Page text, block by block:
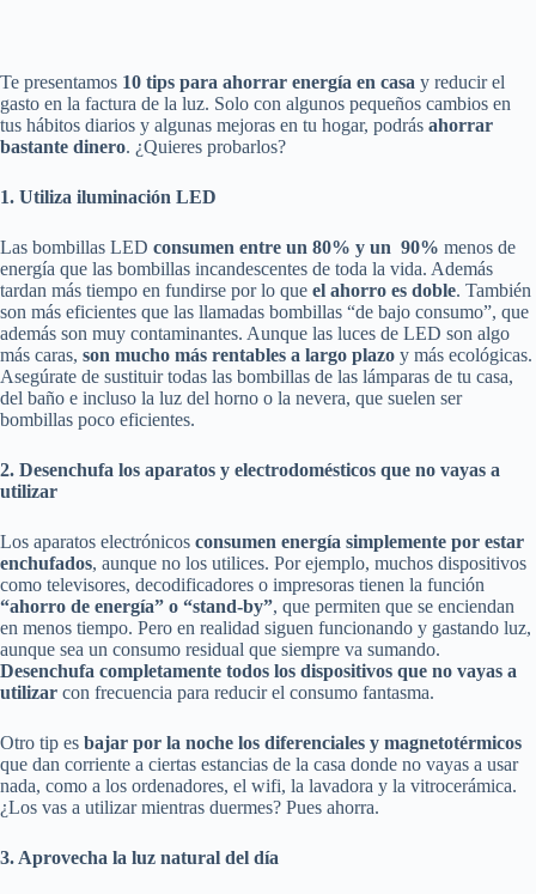
Te presentamos 10 tips para ahorrar energía en casa y reducir el
gasto en la factura de la luz. Solo con algunos pequeños cambios en
tus hábitos diarios y algunas mejoras en tu hogar, podrás ahorrar
bastante dinero. ¿Quieres probarlos?
1. Utiliza iluminación LED
Las bombillas LED consumen entre un 80% y un 90% menos de
energía que las bombillas incandescentes de toda la vida. Además
tardan más tiempo en fundirse por lo que el ahorro es doble. También
son más eficientes que las llamadas bombillas “de bajo consumo”, que
además son muy contaminantes. Aunque las luces de LED son algo
más caras, son mucho más rentables a largo plazo y más ecológicas.
Asegúrate de sustituir todas las bombillas de las lámparas de tu casa,
del baño e incluso la luz del horno o la nevera, que suelen ser
bombillas poco eficientes.
2. Desenchufa los aparatos y electrodomésticos que no vayas a
utilizar
Los aparatos electrónicos consumen energía simplemente por estar
enchufados, aunque no los utilices. Por ejemplo, muchos dispositivos
como televisores, decodificadores o impresoras tienen la función
“ahorro de energía” o “stand-by”, que permiten que se enciendan
en menos tiempo. Pero en realidad siguen funcionando y gastando luz,
aunque sea un consumo residual que siempre va sumando.
Desenchufa completamente todos los dispositivos que no vayas a
utilizar con frecuencia para reducir el consumo fantasma.
Otro tip es bajar por la noche los diferenciales y magnetotérmicos
que dan corriente a ciertas estancias de la casa donde no vayas a usar
nada, como a los ordenadores, el wifi, la lavadora y la vitrocerámica.
¿Los vas a utilizar mientras duermes? Pues ahorra.
3. Aprovecha la luz natural del día